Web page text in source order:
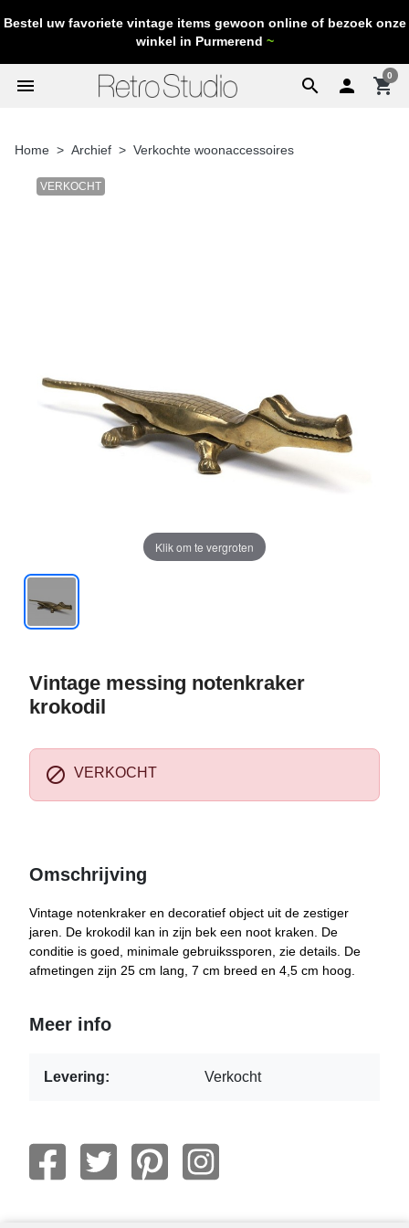
Bestel uw favoriete vintage items gewoon online of bezoek onze
winkel in Purmerend ~
search
menu  shopping_cart
0
Home Archief Verkochte woonaccessoires
VERKOCHT
Klik om te vergroten
Vintage messing notenkraker
krokodil
 VERKOCHT
Omschrijving
Vintage notenkraker en decoratief object uit de zestiger
jaren. De krokodil kan in zijn bek een noot kraken. De
conditie is goed, minimale gebruikssporen, zie details. De
afmetingen zijn 25 cm lang, 7 cm breed en 4,5 cm hoog.
Meer info
Levering: Verkocht